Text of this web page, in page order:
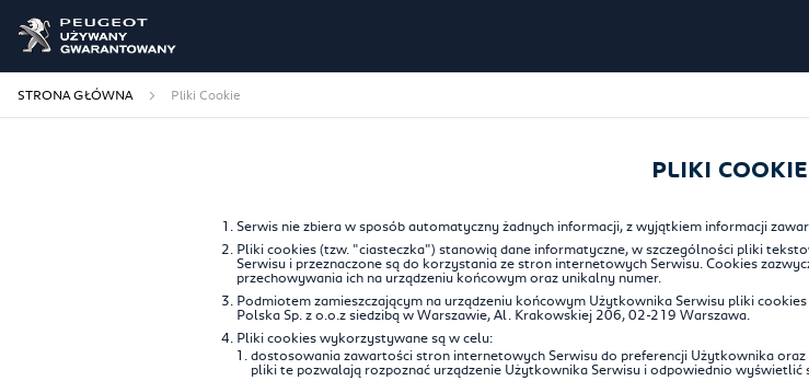
STRONA GŁÓWNA Pliki Cookie
PLIKI
Serwis nie zbiera w sposób automatyczny żadnych informacji, z wyjątkiem informacji
Pliki cookies (tzw. "ciasteczka") stanowią dane informatyczne, w szczególności pliki
Serwisu i przeznaczone są do korzystania ze stron internetowych Serwisu. Cookies
przechowywania ich na urządzeniu końcowym oraz unikalny numer.
Podmiotem zamieszczającym na urządzeniu końcowym Użytkownika Serwisu pliki
Polska Sp. z o.o.z siedzibą w Warszawie, Al. Krakowskiej 206, 02-219 Warszawa.
Pliki cookies wykorzystywane są w celu:
dostosowania zawartości stron internetowych Serwisu do preferencji Użytkownika
pliki te pozwalają rozpoznać urządzenie Użytkownika Serwisu i odpowiednio